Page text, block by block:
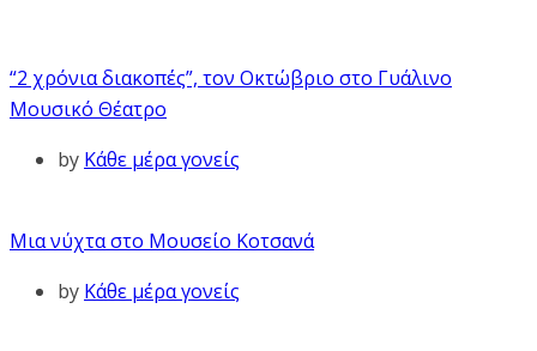
“2 χρόνια διακοπές”, τον Οκτώβριο στο Γυάλινο
Μουσικό Θέατρο
by Κάθε μέρα γονείς
Μια νύχτα στο Μουσείο Κοτσανά
by Κάθε μέρα γονείς